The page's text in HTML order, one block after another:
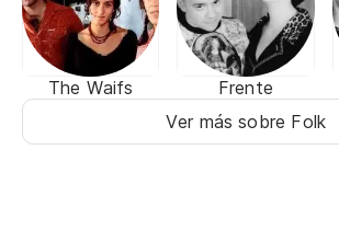
The Waifs Frente
Ver más sobre Folk